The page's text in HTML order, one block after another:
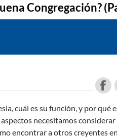
Congregación?
cuál es su función, y por
necesitamos
encontrar a otros creyentes